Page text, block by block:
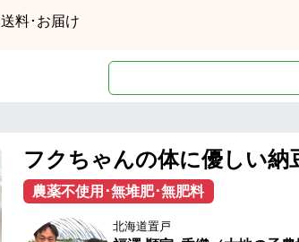
送料･お届け
フクちゃんの体に優しい納
農薬不使用･無堆肥･無肥料
北海道置戸